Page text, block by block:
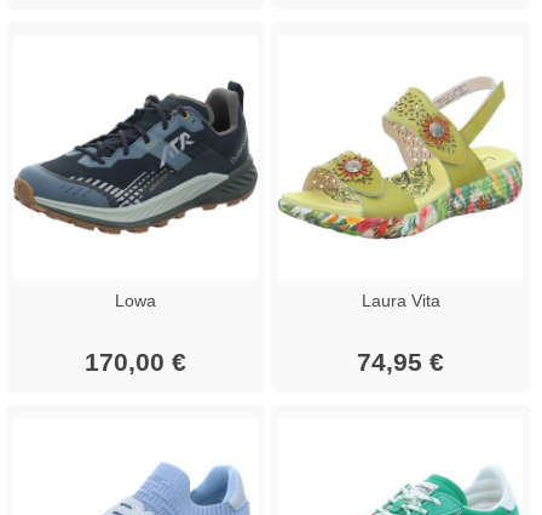
Lowa
170,00 €
Laura Vita
74,95 €